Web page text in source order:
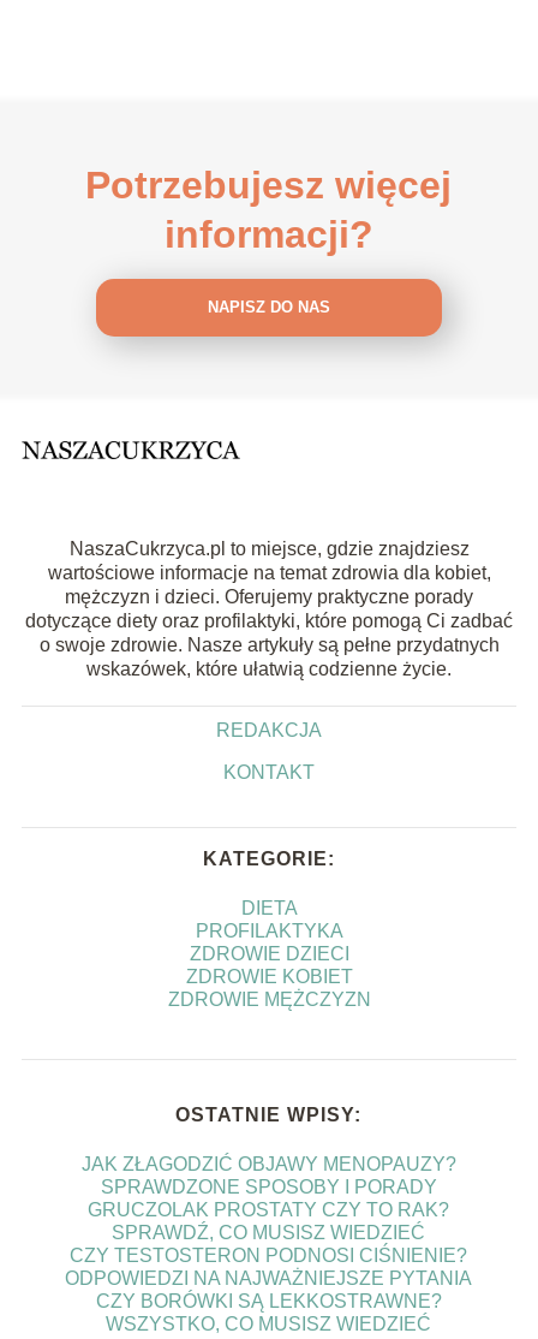
Potrzebujesz więcej
informacji?
NAPISZ DO NAS
NaszaCukrzyca.pl to miejsce, gdzie znajdziesz
wartościowe informacje na temat zdrowia dla kobiet,
mężczyzn i dzieci. Oferujemy praktyczne porady
dotyczące diety oraz profilaktyki, które pomogą Ci zadbać
o swoje zdrowie. Nasze artykuły są pełne przydatnych
wskazówek, które ułatwią codzienne życie.
REDAKCJA
KONTAKT
KATEGORIE:
DIETA
PROFILAKTYKA
ZDROWIE DZIECI
ZDROWIE KOBIET
ZDROWIE MĘŻCZYZN
OSTATNIE WPISY:
JAK ZŁAGODZIĆ OBJAWY MENOPAUZY?
SPRAWDZONE SPOSOBY I PORADY
GRUCZOLAK PROSTATY CZY TO RAK?
SPRAWDŹ, CO MUSISZ WIEDZIEĆ
CZY TESTOSTERON PODNOSI CIŚNIENIE?
ODPOWIEDZI NA NAJWAŻNIEJSZE PYTANIA
CZY BORÓWKI SĄ LEKKOSTRAWNE?
WSZYSTKO, CO MUSISZ WIEDZIEĆ